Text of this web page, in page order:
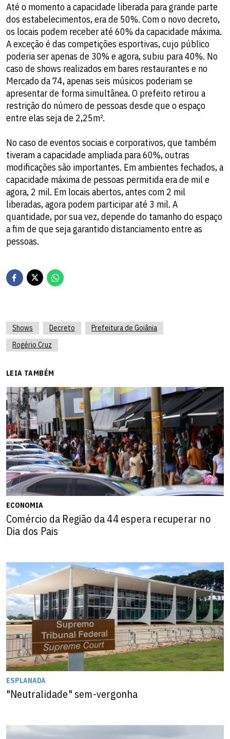
Até o momento a capacidade liberada para grande parte
dos estabelecimentos, era de 50%. Com o novo decreto,
os locais podem receber até 60% da capacidade máxima.
A exceção é das competições esportivas, cujo público
poderia ser apenas de 30% e agora, subiu para 40%. No
caso de shows realizados em bares restaurantes e no
Mercado da 74, apenas seis músicos poderiam se
apresentar de forma simultânea. O prefeito retirou a
restrição do número de pessoas desde que o espaço
entre elas seja de 2,25m².
No caso de eventos sociais e corporativos, que também
tiveram a capacidade ampliada para 60%, outras
modificações são importantes. Em ambientes fechados, a
capacidade máxima de pessoas permitida era de mil e
agora, 2 mil. Em locais abertos, antes com 2 mil
liberadas, agora podem participar até 3 mil. A
quantidade, por sua vez, depende do tamanho do espaço
a fim de que seja garantido distanciamento entre as
pessoas.
Shows Decreto
Prefeitura de Goiânia
Rogério Cruz
LEIA TAMBÉM
ECONOMIA
Comércio da Região da 44 espera recuperar no
Dia dos Pais
ESPLANADA
"Neutralidade" sem-vergonha